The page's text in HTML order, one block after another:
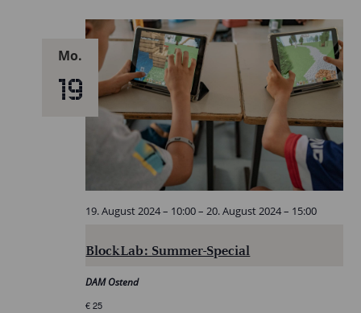
Mo.
19
BlockLab: Summer-Special
19. August 2024 – 10:00–20. August 2024 – 15:00
DAM Ostend
€ 25